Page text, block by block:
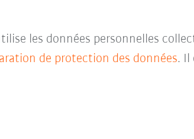
les données personnelles
de protection des données. Il